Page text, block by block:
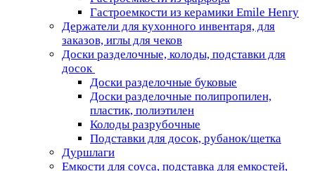
Гастроемкости из керамики Emile Henry
Держатели для кухонного инвентаря, для
заказов, иглы для чеков
Доски разделочные, колоды, подставки для
досок
Доски разделочные буковые
Доски разделочные полипропилен,
пластик, полиэтилен
Колоды разрубочные
Подставки для досок, рубанок/щетка
Дуршлаги
Емкости для соуса, подставка для емкостей,